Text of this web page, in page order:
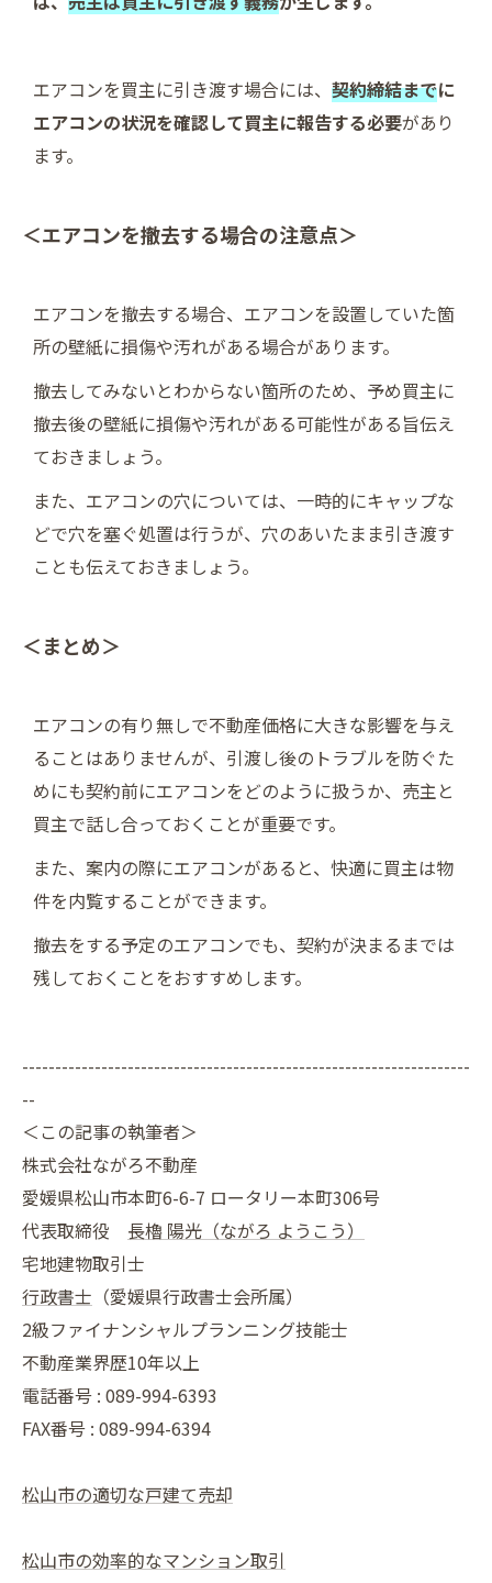
エアコンを買主に引き渡す場合には、 契約締結までに
エアコンの状況を確認して買主に報告する必要があり
ます。
＜エアコンを撤去する場合の注意点＞
エアコンを撤去する場合、エアコンを設置していた箇
所の壁紙に損傷や汚れがある場合があります。
撤去してみないとわからない箇所のため、予め買主に
撤去後の壁紙に損傷や汚れがある可能性がある旨伝え
ておきましょう。
また、エアコンの穴については、一時的にキャップな
どで穴を塞ぐ処置は行うが、穴のあいたまま引き渡す
ことも伝えておきましょう。
＜まとめ＞
エアコンの有り無しで不動産価格に大きな影響を与え
ることはありませんが、引渡し後のトラブルを防ぐた
めにも契約前にエアコンをどのように扱うか、売主と
買主で話し合っておくことが重要です。
また、案内の際にエアコンがあると、快適に買主は物
件を内覧することができます。
撤去をする予定のエアコンでも、契約が決まるまでは
残しておくことをおすすめします。
--------------------------------------------------------------------
--
＜この記事の執筆者＞
株式会社ながろ不動産
愛媛県松山市本町6-6-7 ロータリー本町306号
代表取締役 長櫓 陽光（ながろ ようこう）
宅地建物取引士
行政書士 （愛媛県行政書士会所属）
2級ファイナンシャルプランニング技能士
不動産業界歴10年以上
電話番号 : 089-994-6393
FAX番号 : 089-994-6394
松山市の適切な戸建て売却
松山市の効率的なマンション取引